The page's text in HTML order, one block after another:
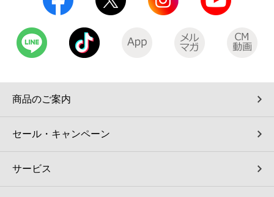
モバイルバッテリーシェアリング（店舗限定）
モバイルWi-Fiバッテリーシェアリング（店舗限定）
荷物預かりサービス「ecbocloakエクボクローク」（店舗限定）
パウダースペース ラブン（店舗限定）
ソフトバンクギフト
商品のご案内
セール・キャンペーン
サービス